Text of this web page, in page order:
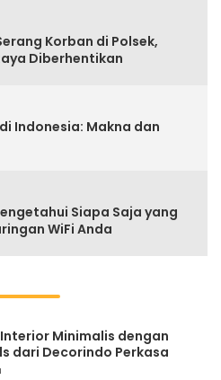
Korban di Polsek,
Diberhentikan
Indonesia: Makna dan
Siapa Saja yang
WiFi Anda
Minimalis dengan
dari Decorindo Perkasa